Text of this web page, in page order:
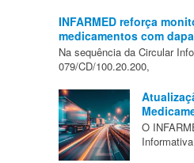
INFARMED reforça
medicamentos com
Na sequência da Circular
079/CD/100.20.200,
O